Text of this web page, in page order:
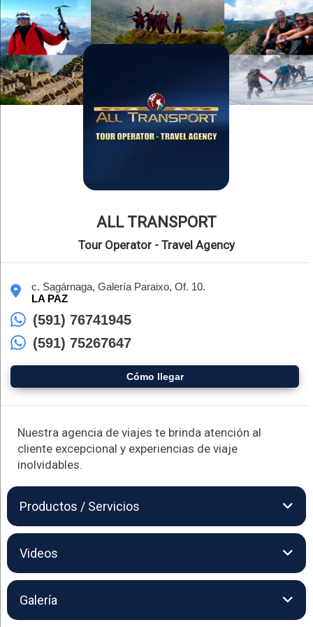
ALL TRANSPORT
Tour Operator - Travel Agency
c. Sagárnaga, Galería Paraixo, Of. 10.
LA PAZ
(591) 76741945
(591) 75267647
Cómo llegar
Nuestra agencia de viajes te brinda atención al
cliente excepcional y experiencias de viaje
inolvidables.
Productos / Servicios
All Transport es tu puerta de entrada a la aventura en Bolivia y
más allá. Con más de 15 años de experiencia, nos
especializamos enTurismode aventura, ofreciendo
paisajes más espectaculares del mundo. Desde la
Videos
Galería